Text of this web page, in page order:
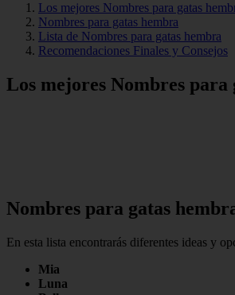
Los mejores Nombres para gatas
Nombres para gatas hembra
Lista de Nombres para gatas hembra
Recomendaciones Finales y Consejos
Los mejores Nombres para
Nombres para gatas
En esta lista encontrarás diferentes ideas y
Mia
Luna